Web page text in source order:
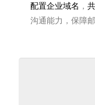
配置企业域名 ，
沟通能力，保障